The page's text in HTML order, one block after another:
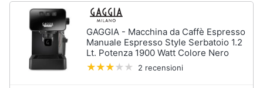
Elettrodomestici
Cucina
Friggitrice
GAGGIA - Macchina da Caffè Espresso
Manuale Espresso Style Serbatoio 1.2
Lt. Potenza 1900 Watt Colore Nero
2 recensioni